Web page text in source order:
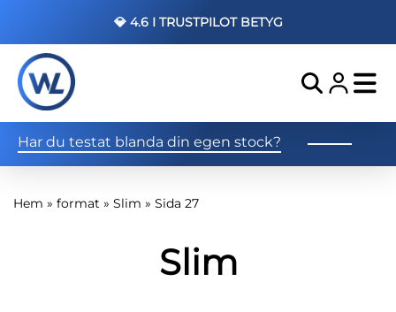
💎 4.6 I TRUSTPILOT BETYG
Har du testat blanda din egen stock?
Hem » format » Slim » Sida 27
Slim